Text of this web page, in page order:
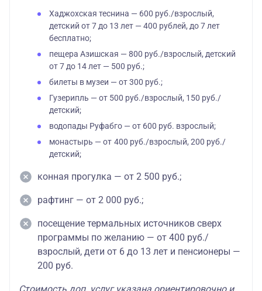
Хаджохская теснина — 600 руб./взрослый,
детский от 7 до 13 лет — 400 рублей, до 7 лет
бесплатно;
пещера Азишская — 800 руб./взрослый, детский
от 7 до 14 лет — 500 руб.;
билеты в музеи — от 300 руб.;
Гузерипль — от 500 руб./взрослый, 150 руб./
детский;
водопады Руфабго — от 600 руб. взрослый;
монастырь — от 400 руб./взрослый, 200 руб./
детский;
конная прогулка — от 2 500 руб.;
рафтинг — от 2 000 руб.;
посещение термальных источников сверх
программы по желанию — от 400 руб./
взрослый, дети от 6 до 13 лет и пенсионеры —
200 руб.
Стоимость доп. услуг указана ориентировочно и